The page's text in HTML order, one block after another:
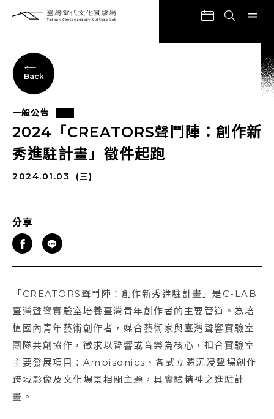
Back
一般公告
2024「CREATORS聲鬥陣：創作新
秀進駐計畫」徵件起跑
2024.01.03 (三)
分享
「CREATORS聲鬥陣：創作新秀進駐計畫」是C-LAB
臺灣聲響實驗室培養臺灣青年創作者的主要管道。為培
植國內青年藝術創作者，媒合藝術家與臺灣聲響實驗室
團隊共創協作，徵求以聲響或音樂為核心，扣合實驗室
主要發展項目：Ambisonics、各式立體沉浸聲場創作
跨域影像及文化場景相關主題，具實驗精神之進駐計
畫。